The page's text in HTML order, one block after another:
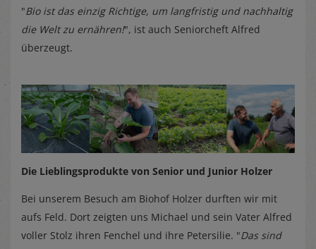
"Bio ist das einzig Richtige, um langfristig und nachhaltig
die Welt zu ernähren!", ist auch Seniorcheft Alfred
überzeugt.
Die Lieblingsprodukte von Senior und Junior Holzer
Bei unserem Besuch am Biohof Holzer durften wir mit
aufs Feld. Dort zeigten uns Michael und sein Vater Alfred
voller Stolz ihren Fenchel und ihre Petersilie. "Das sind